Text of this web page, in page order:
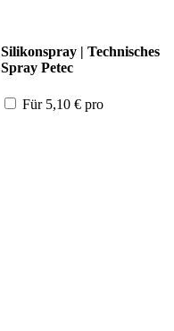
Silikonspray | Technisches
Spray Petec
Für 5,10€ pro